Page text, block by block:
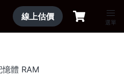
線上估價
選單
憶體 RAM